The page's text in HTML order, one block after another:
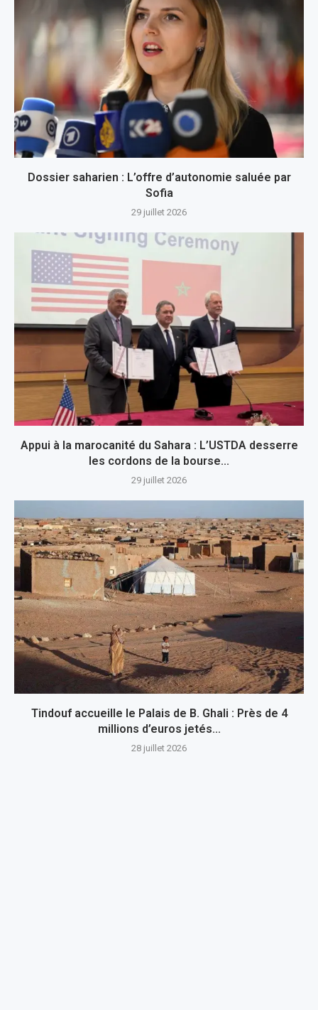
Dossier saharien : L’offre d’autonomie saluée par
Sofia
29 juillet 2026
Appui à la marocanité du Sahara : L’USTDA desserre
les cordons de la bourse...
29 juillet 2026
Tindouf accueille le Palais de B. Ghali : Près de 4
millions d’euros jetés...
28 juillet 2026